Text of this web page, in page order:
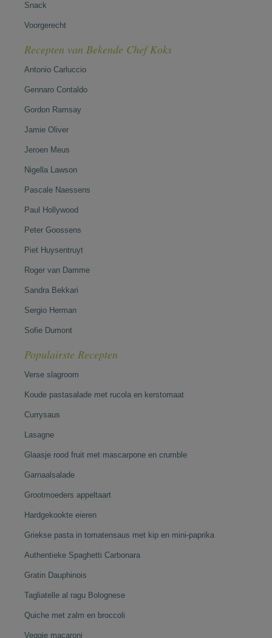
Snack
Voorgerecht
Recepten van Bekende Chef Koks
Antonio Carluccio
Gennaro Contaldo
Gordon Ramsay
Jamie Oliver
Jeroen Meus
Nigella Lawson
Pascale Naessens
Paul Hollywood
Peter Goossens
Piet Huysentruyt
Roger van Damme
Sandra Bekkari
Sergio Herman
Sofie Dumont
Populairste Recepten
Verse slagroom
Koude pastasalade met rucola en kerstomaat
Currysaus
Lasagne
Glaasje rood fruit met mascarpone en crumble
Garnaalsalade
Grootmoeders appeltaart
Hardgekookte eieren
Griekse pasta in tomatensaus met kip en mini-paprika
Authentieke Spaghetti Carbonara
Gratin Dauphinois
Tagliatelle al ragu Bolognese
Quiche met zalm en broccoli
Veggie macaroni